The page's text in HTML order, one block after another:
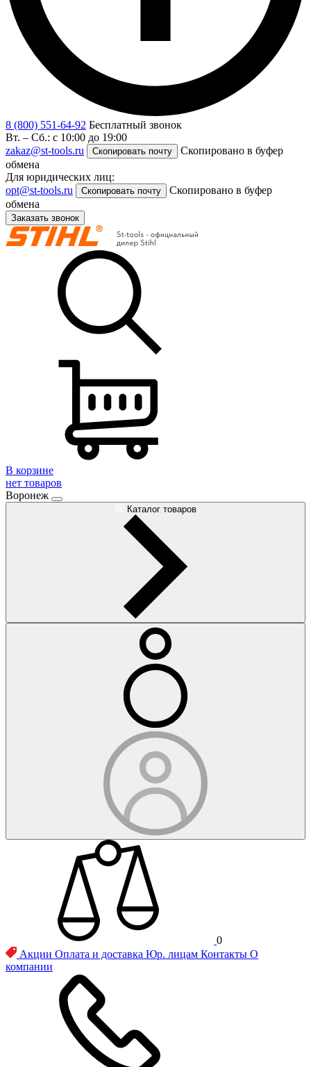
8 (800) 551-64-92 Бесплатный звонок
Вт. – Сб.: с 10:00 до 19:00
zakaz@st-tools.ru
Скопировать почту
Скопировано в буфер
обмена
Для юридических лиц:
opt@st-tools.ru
Скопировать почту
Скопировано в буфер
обмена
Заказать звонок
В корзине
нет товаров
Воронеж
Каталог товаров
0
Акции Оплата и доставка Юр. лицам Контакты О
компании